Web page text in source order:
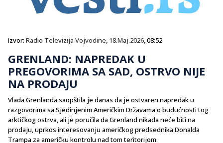
Izvor: Radio Televizija Vojvodine, 18.Maj.2026, 08:52
GRENLAND: NAPREDAK U
PREGOVORIMA SA SAD, OSTRVO NIJE
NA PRODAJU
Vlada Grenlanda saopštila je danas da je ostvaren napredak u
razgovorima sa Sjedinjenim Američkim Državama o budućnosti tog
arktičkog ostrva, ali je poručila da Grenland nikada neće biti na
prodaju, uprkos interesovanju američkog predsednika Donalda
Trampa za američku kontrolu nad tom teritorijom.